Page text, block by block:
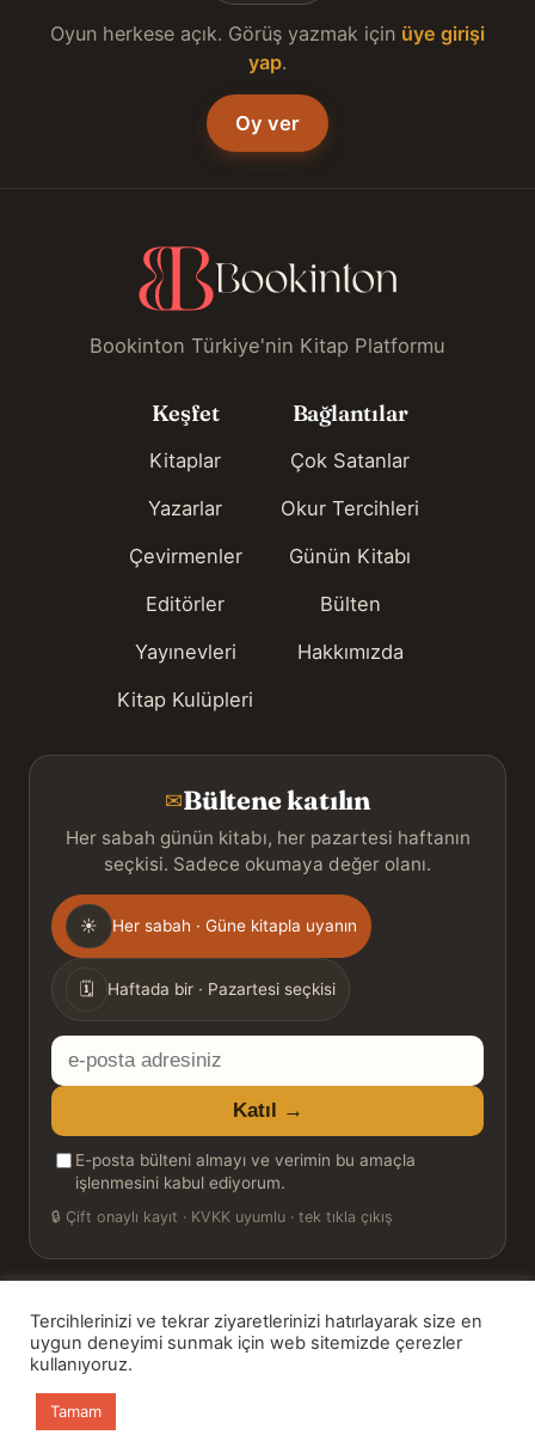
Oyun herkese açık. Görüş yazmak için üye girişi
yap.
Oy ver
Bookinton Türkiye'nin Kitap Platformu
Keşfet
Kitaplar
Yazarlar
Çevirmenler
Editörler
Yayınevleri
Kitap Kulüpleri
Bağlantılar
Çok Satanlar
Okur Tercihleri
Günün Kitabı
Bülten
Hakkımızda
✉Bültene katılın
Her sabah günün kitabı, her pazartesi haftanın
seçkisi. Sadece okumaya değer olanı.
Gönderim
sıklığı
☀ Her sabah · Güne kitapla uyanın
🗓 Haftada bir · Pazartesi seçkisi
E-
posta
adresiniz
Katıl →
E-posta bülteni almayı ve verimin bu amaçla
işlenmesini kabul ediyorum.
🔒 Çift onaylı kayıt · KVKK uyumlu · tek tıkla çıkış
© 2026 Bookinton — Türkiye’nin Kitap Platformu
HT Book Review — webmaster: Hakan Turgay
Tercihlerinizi ve tekrar ziyaretlerinizi hatırlayarak size en
uygun deneyimi sunmak için web sitemizde çerezler
kullanıyoruz.
Tamam